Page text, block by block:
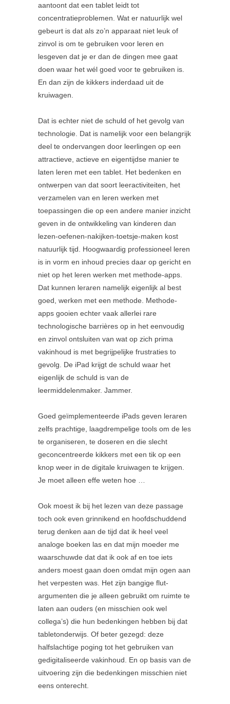
aantoont dat een tablet leidt tot
concentratieproblemen. Wat er natuurlijk wel
gebeurt is dat als zo’n apparaat niet leuk of
zinvol is om te gebruiken voor leren en
lesgeven dat je er dan de dingen mee gaat
doen waar het wél goed voor te gebruiken is.
En dan zijn de kikkers inderdaad uit de
kruiwagen.
Dat is echter niet de schuld of het gevolg van
technologie. Dat is namelijk voor een belangrijk
deel te ondervangen door leerlingen op een
attractieve, actieve en eigentijdse manier te
laten leren met een tablet. Het bedenken en
ontwerpen van dat soort leeractiviteiten, het
verzamelen van en leren werken met
toepassingen die op een andere manier inzicht
geven in de ontwikkeling van kinderen dan
lezen-oefenen-nakijken-toetsje-maken kost
natuurlijk tijd. Hoogwaardig professioneel leren
is in vorm en inhoud precies daar op gericht en
niet op het leren werken met methode-apps.
Dat kunnen leraren namelijk eigenlijk al best
goed, werken met een methode. Methode-
apps gooien echter vaak allerlei rare
technologische barrières op in het eenvoudig
en zinvol ontsluiten van wat op zich prima
vakinhoud is met begrijpelijke frustraties to
gevolg. De iPad krijgt de schuld waar het
eigenlijk de schuld is van de
leermiddelenmaker. Jammer.
Goed geïmplementeerde iPads geven leraren
zelfs prachtige, laagdrempelige tools om de les
te organiseren, te doseren en die slecht
geconcentreerde kikkers met een tik op een
knop weer in de digitale kruiwagen te krijgen.
Je moet alleen effe weten hoe …
Ook moest ik bij het lezen van deze passage
toch ook even grinnikend en hoofdschuddend
terug denken aan de tijd dat ik heel veel
analoge boeken las en dat mijn moeder me
waarschuwde dat dat ik ook af en toe iets
anders moest gaan doen omdat mijn ogen aan
het verpesten was. Het zijn bangige flut-
argumenten die je alleen gebruikt om ruimte te
laten aan ouders (en misschien ook wel
collega’s) die hun bedenkingen hebben bij dat
tabletonderwijs. Of beter gezegd: deze
halfslachtige poging tot het gebruiken van
gedigitaliseerde vakinhoud. En op basis van de
uitvoering zijn die bedenkingen misschien niet
eens onterecht.